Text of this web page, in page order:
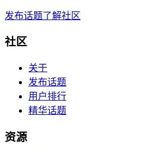
发布话题了解社区
社区
关于
发布话题
用户排行
精华话题
资源